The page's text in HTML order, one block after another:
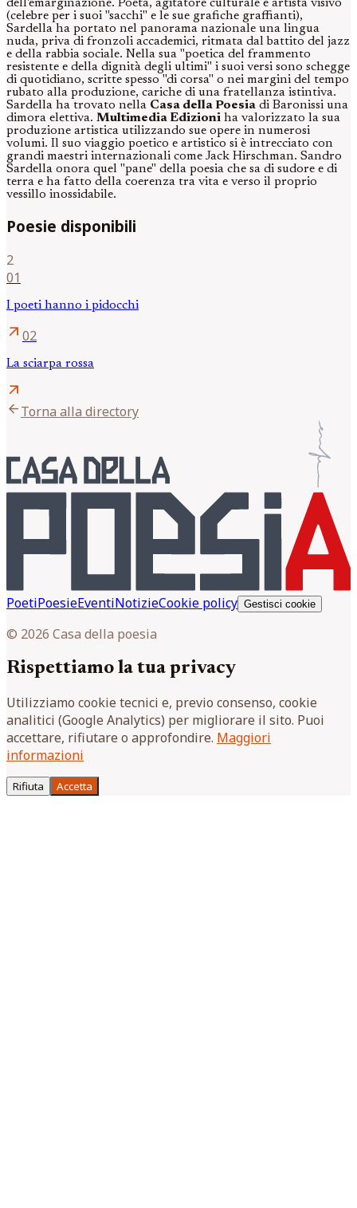
dell'emarginazione. Poeta, agitatore culturale e artista visivo
(celebre per i suoi "sacchi" e le sue grafiche graffianti),
Sardella ha portato nel panorama nazionale una lingua
nuda, priva di fronzoli accademici, ritmata dal battito del jazz
e della rabbia sociale. Nella sua "poetica del frammento
resistente e della dignità degli ultimi" i suoi versi sono schegge
di quotidiano, scritte spesso "di corsa" o nei margini del tempo
rubato alla produzione, cariche di una fratellanza istintiva.
Sardella ha trovato nella Casa della Poesia di Baronissi una
dimora elettiva. Multimedia Edizioni ha valorizzato la sua
produzione artistica utilizzando sue opere in numerosi
volumi. Il suo viaggio poetico e artistico si è intrecciato con
grandi maestri internazionali come Jack Hirschman. Sandro
Sardella onora quel "pane" della poesia che sa di sudore e di
terra e ha fatto della coerenza tra vita e verso il proprio
vessillo inossidabile.
Poesie disponibili
2
01
I poeti hanno i pidocchi
arrow_outward 02
La sciarpa rossa
arrow_outward
arrow_backTorna alla directory
PoetiPoesieEventiNotizieCookie policy Gestisci cookie
© 2026 Casa della poesia
Rispettiamo la tua privacy
Utilizziamo cookie tecnici e, previo consenso, cookie
analitici (Google Analytics) per migliorare il sito. Puoi
accettare, rifiutare o approfondire. Maggiori
informazioni
Rifiuta Accetta